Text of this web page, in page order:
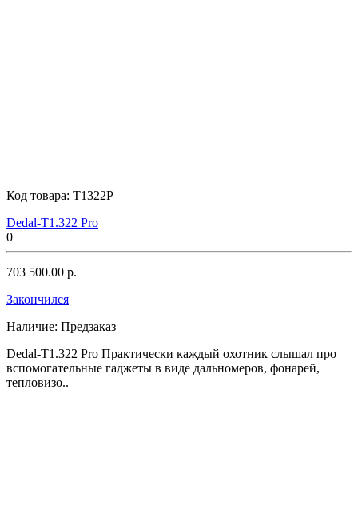
Код товара: T1322P
Dedal-T1.322 Pro
0
703 500.00 р.
Закончился
Наличие: Предзаказ
Dedal-T1.322 Pro Практически каждый охотник слышал про
вспомогательные гаджеты в виде дальномеров, фонарей,
тепловизо..